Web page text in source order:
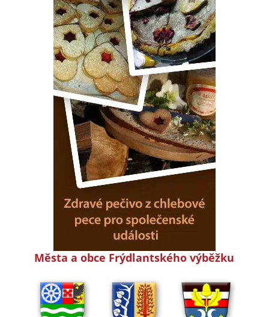
Města a obce Frýdlantského výběžku